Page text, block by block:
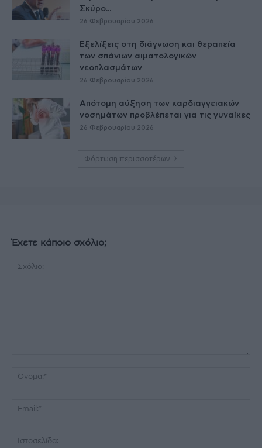
Σκύρο...
26 Φεβρουαρίου 2026
Εξελίξεις στη διάγνωση και θεραπεία
των σπάνιων αιματολογικών
νεοπλασμάτων
26 Φεβρουαρίου 2026
Απότομη αύξηση των καρδιαγγειακών
νοσημάτων προβλέπεται για τις γυναίκες
26 Φεβρουαρίου 2026
Φόρτωση περισσοτέρων
Έχετε κάποιο σχόλιο;